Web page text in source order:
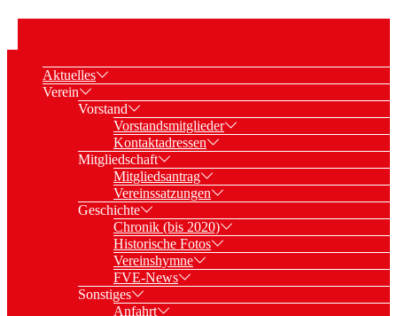
Aktuelles
Verein
Vorstand
Vorstandsmitglieder
Kontaktadressen
Mitgliedschaft
Mitgliedsantrag
Vereinssatzungen
Geschichte
Chronik (bis 2020)
Historische Fotos
Vereinshymne
FVE-News
Sonstiges
Anfahrt